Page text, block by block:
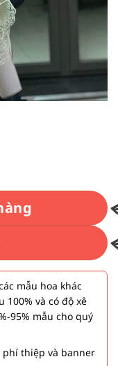
mẫu hoa khác
và có độ xê
95% mẫu cho quý
phí thiệp và banner